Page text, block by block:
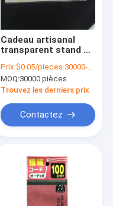
Cadeau artisanal
transparent stand up
Opp sac avec en-tête
pour la papeterie
Prix:$0.05/pieces 30000-299999 pieces
MOQ:30000 pièces
Trouvez les derniers prix
Contactez